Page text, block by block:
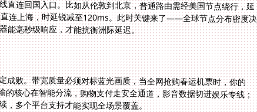
能毫秒级响应，才能抗衡洲际延迟。
败。带宽质量必须对标蓝光画质，当全网抢购春运机票时，你的
核心在智能分流，购物支付走安全通道，影音数据切进娱乐专线；
，多个平台支持才能实现全场景覆盖。